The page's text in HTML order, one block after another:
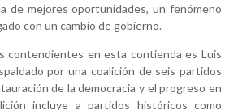
de mejores oportunidades, un fenómeno
con un cambio de gobierno.
contendientes en esta contienda es Luis
por una coalición de seis partidos
de la democracia y el progreso en
incluye a partidos históricos como